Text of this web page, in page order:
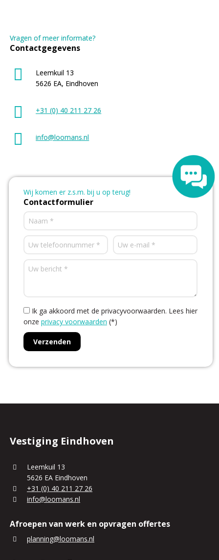
Vragen of meer informate?
Contactgegevens
Leemkuil 13
5626 EA, Eindhoven
+31 (0) 40 211 27 26
info@loomans.nl
Wij komen er z.s.m. bij u op terug!
Contactformulier
Ik ga akkoord met de privacyvoorwaarden. Lees hier
onze privacy voorwaarden (*)
Vestiging Eindhoven
Leemkuil 13
5626 EA Eindhoven
+31 (0) 40 211 27 26
info@loomans.nl
Afroepen van werk en opvragen offertes
planning@loomans.nl